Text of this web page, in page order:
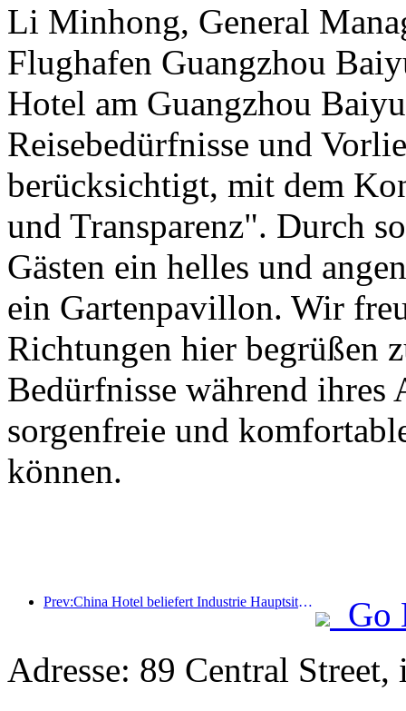
Li Minhong, General
Flughafen Guangzhou
Hotel am Guangzhou
Reisebedürfnisse und
berücksichtigt, mit dem
und Transparenz". Durch
Gästen ein helles und
ein Gartenpavillon. Wir
Richtungen hier begrüßen
Bedürfnisse während
sorgenfreie und
können.
Prev:China Hotel beliefert Industrie Hauptsitz Industriehafen Siedlungen in Guangdong
Go
Adresse: 89 Central